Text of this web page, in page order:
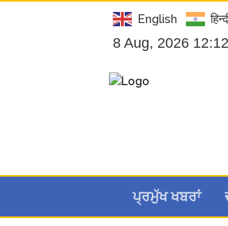
English
8 Aug, 2026
ਪ੍ਰਮੁੱਖ ਖਬਰਾਂ